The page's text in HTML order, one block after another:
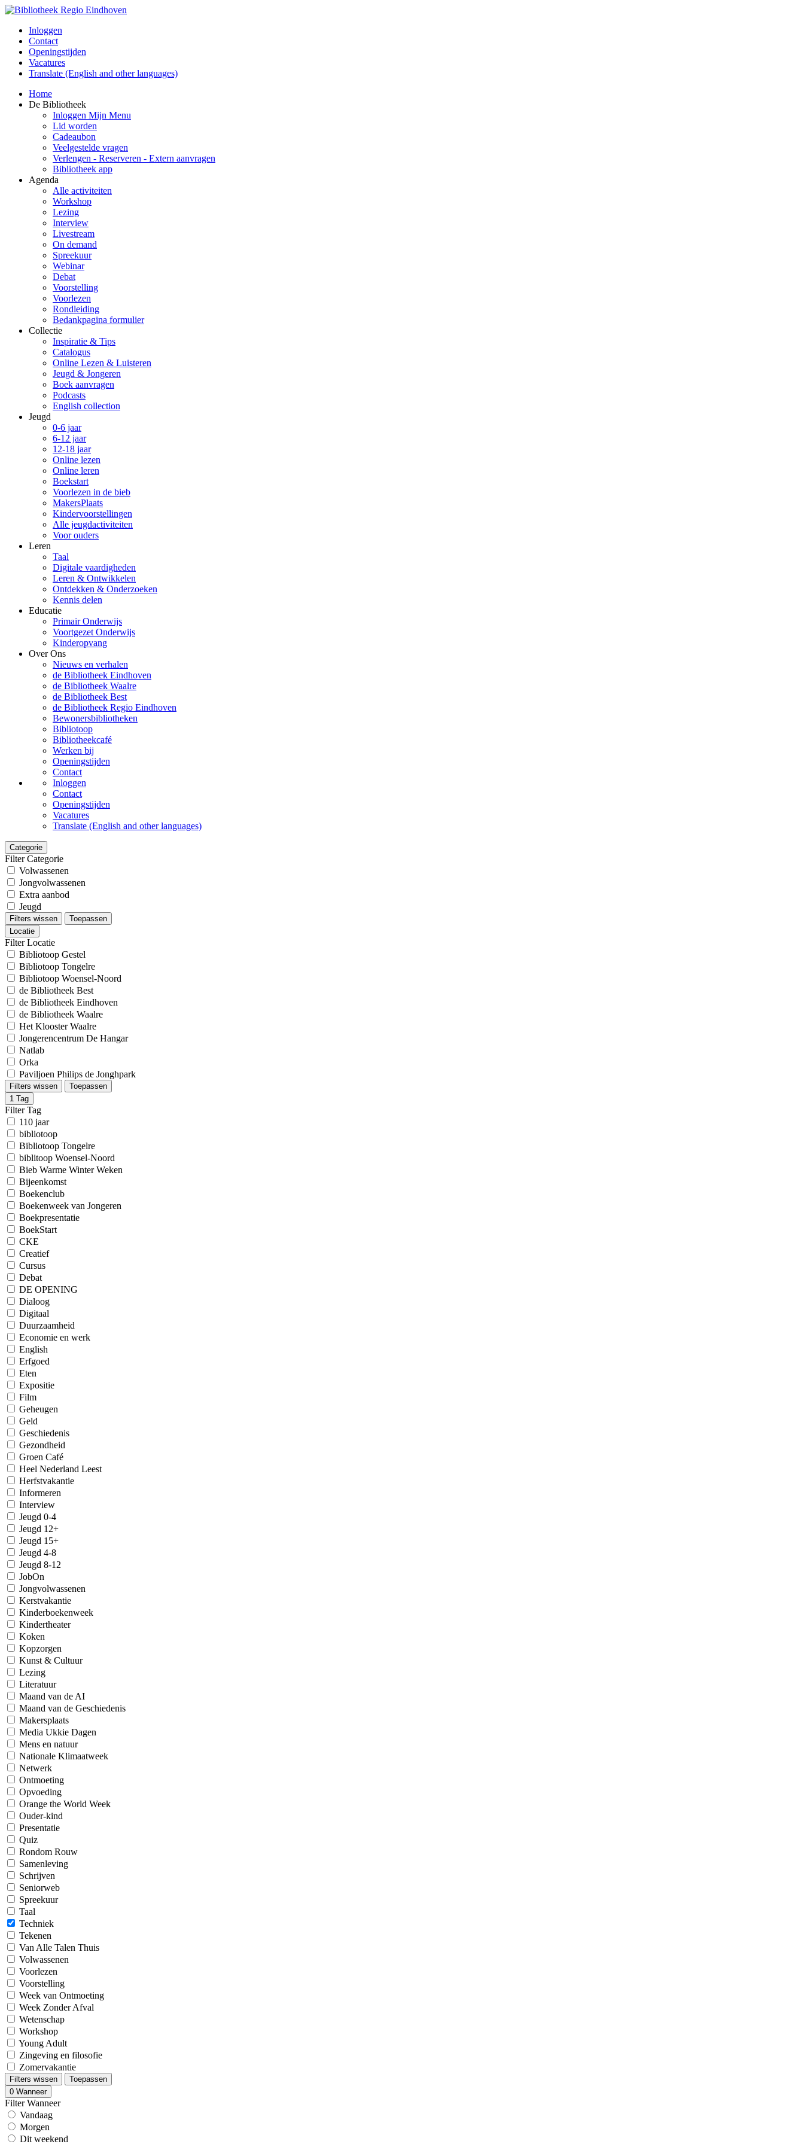
Inloggen
Contact
Openingstijden
Vacatures
Translate (English and other languages)
Home
De Bibliotheek
Inloggen Mijn Menu
Lid worden
Cadeaubon
Veelgestelde vragen
Verlengen - Reserveren - Extern aanvragen
Bibliotheek app
Agenda
Alle activiteiten
Workshop
Lezing
Interview
Livestream
On demand
Spreekuur
Webinar
Debat
Voorstelling
Voorlezen
Rondleiding
Bedankpagina formulier
Collectie
Inspiratie & Tips
Catalogus
Online Lezen & Luisteren
Jeugd & Jongeren
Boek aanvragen
Podcasts
English collection
Jeugd
0-6 jaar
6-12 jaar
12-18 jaar
Online lezen
Online leren
Boekstart
Voorlezen in de bieb
MakersPlaats
Kindervoorstellingen
Alle jeugdactiviteiten
Voor ouders
Leren
Taal
Digitale vaardigheden
Leren & Ontwikkelen
Ontdekken & Onderzoeken
Kennis delen
Educatie
Primair Onderwijs
Voortgezet Onderwijs
Kinderopvang
Over Ons
Nieuws en verhalen
de Bibliotheek Eindhoven
de Bibliotheek Waalre
de Bibliotheek Best
de Bibliotheek Regio Eindhoven
Bewonersbibliotheken
Bibliotoop
Bibliotheekcafé
Werken bij
Openingstijden
Contact
Inloggen
Contact
Openingstijden
Vacatures
Translate (English and other languages)
Categorie
Filter Categorie
Volwassenen
Jongvolwassenen
Extra aanbod
Jeugd
Filters wissen
Toepassen
Locatie
Filter Locatie
Bibliotoop Gestel
Bibliotoop Tongelre
Bibliotoop Woensel-Noord
de Bibliotheek Best
de Bibliotheek Eindhoven
de Bibliotheek Waalre
Het Klooster Waalre
Jongerencentrum De Hangar
Natlab
Orka
Paviljoen Philips de Jonghpark
Filters wissen
Toepassen
1 Tag
Filter Tag
110 jaar
bibliotoop
Bibliotoop Tongelre
biblitoop Woensel-Noord
Bieb Warme Winter Weken
Bijeenkomst
Boekenclub
Boekenweek van Jongeren
Boekpresentatie
BoekStart
CKE
Creatief
Cursus
Debat
DE OPENING
Dialoog
Digitaal
Duurzaamheid
Economie en werk
English
Erfgoed
Eten
Expositie
Film
Geheugen
Geld
Geschiedenis
Gezondheid
Groen Café
Heel Nederland Leest
Herfstvakantie
Informeren
Interview
Jeugd 0-4
Jeugd 12+
Jeugd 15+
Jeugd 4-8
Jeugd 8-12
JobOn
Jongvolwassenen
Kerstvakantie
Kinderboekenweek
Kindertheater
Koken
Kopzorgen
Kunst & Cultuur
Lezing
Literatuur
Maand van de AI
Maand van de Geschiedenis
Makersplaats
Media Ukkie Dagen
Mens en natuur
Nationale Klimaatweek
Netwerk
Ontmoeting
Opvoeding
Orange the World Week
Ouder-kind
Presentatie
Quiz
Rondom Rouw
Samenleving
Schrijven
Seniorweb
Spreekuur
Taal
Techniek
Tekenen
Van Alle Talen Thuis
Volwassenen
Voorlezen
Voorstelling
Week van Ontmoeting
Week Zonder Afval
Wetenschap
Workshop
Young Adult
Zingeving en filosofie
Zomervakantie
Filters wissen
Toepassen
0 Wanneer
Filter Wanneer
Vandaag
Morgen
Dit weekend